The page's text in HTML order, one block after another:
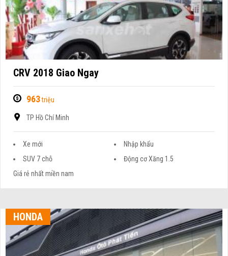
CRV 2018 Giao Ngay
963triệu
TP Hồ Chí Minh
Xe mới
Nhập khẩu
SUV 7 chỗ
Động cơ Xăng 1.5
Giá rẻ nhất miền nam
HONDA